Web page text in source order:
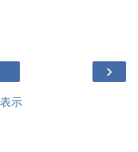
›
示